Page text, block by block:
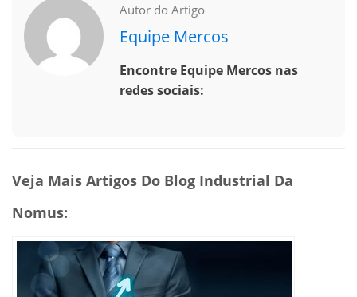
Autor do Artigo
Equipe Mercos
Encontre Equipe Mercos nas
redes sociais:
Veja Mais Artigos Do Blog Industrial Da
Nomus: